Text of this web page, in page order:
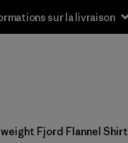
sur la livraison
Fjord Flannel Shirt